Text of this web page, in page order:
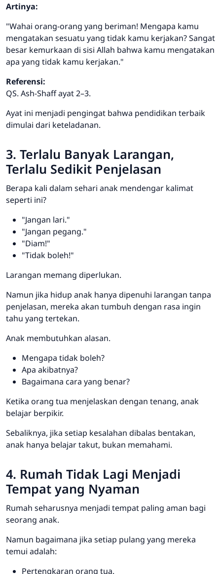
Artinya:
"Wahai orang-orang yang beriman! Mengapa kamu
mengatakan sesuatu yang tidak kamu kerjakan? Sangat
besar kemurkaan di sisi Allah bahwa kamu mengatakan
apa yang tidak kamu kerjakan."
Referensi:
QS. Ash-Shaff ayat 2–3.
Ayat ini menjadi pengingat bahwa pendidikan terbaik
dimulai dari keteladanan.
3. Terlalu Banyak Larangan,
Terlalu Sedikit Penjelasan
Berapa kali dalam sehari anak mendengar kalimat
seperti ini?
"Jangan lari."
"Jangan pegang."
"Diam!"
"Tidak boleh!"
Larangan memang diperlukan.
Namun jika hidup anak hanya dipenuhi larangan tanpa
penjelasan, mereka akan tumbuh dengan rasa ingin
tahu yang tertekan.
Anak membutuhkan alasan.
Mengapa tidak boleh?
Apa akibatnya?
Bagaimana cara yang benar?
Ketika orang tua menjelaskan dengan tenang, anak
belajar berpikir.
Sebaliknya, jika setiap kesalahan dibalas bentakan,
anak hanya belajar takut, bukan memahami.
4. Rumah Tidak Lagi Menjadi
Tempat yang Nyaman
Rumah seharusnya menjadi tempat paling aman bagi
seorang anak.
Namun bagaimana jika setiap pulang yang mereka
temui adalah:
Pertengkaran orang tua.